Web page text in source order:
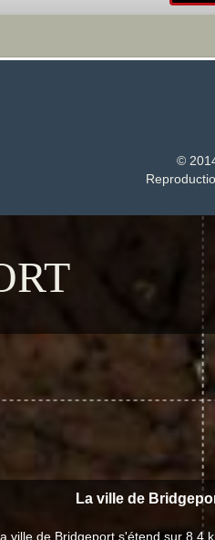
©
La ville de
ville de Bridgeport s'étend sur 8,4